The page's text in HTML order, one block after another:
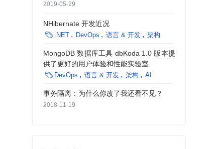
2019-05-29
NHibernate 开发近况
 .NET DevOps 语言 & 开发 架构
MongoDB 数据库工具 dbKoda 1.0 版本提
供了更好的用户体验和性能实验室
 DevOps 语言 & 开发 架构 AI
事务隔离：为什么你改了我还看不见？
2018-11-19